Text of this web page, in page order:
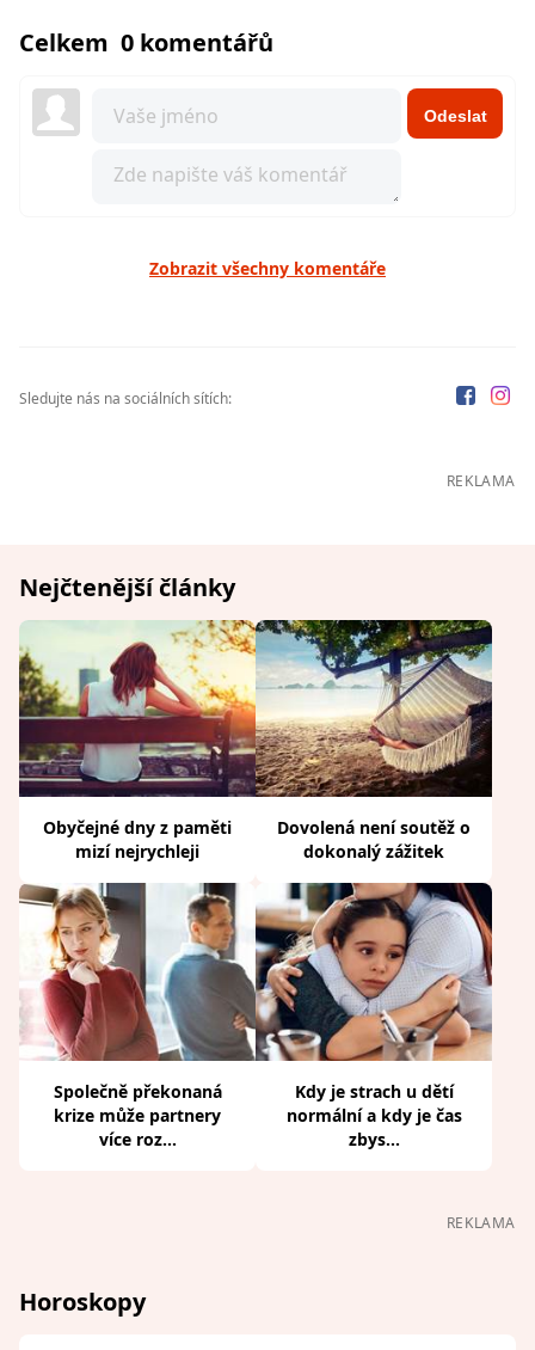
Celkem 0 komentářů
Odeslat
Zobrazit všechny komentáře
Sledujte nás na sociálních sítích:
REKLAMA
Nejčtenější články
Obyčejné dny z paměti
mizí nejrychleji
Dovolená není soutěž o
dokonalý zážitek
Společně překonaná
krize může partnery
více roz...
Kdy je strach u dětí
normální a kdy je čas
zbys...
REKLAMA
Horoskopy